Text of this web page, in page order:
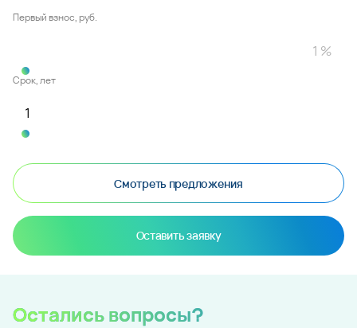
Первый взнос, руб.
Срок, лет
Смотреть предложения
Оставить заявку
Остались вопросы?